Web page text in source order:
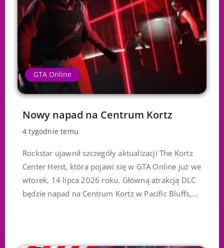
GTA Online
Nowy napad na Centrum Kortz
4 tygodnie temu
Rockstar ujawnił szczegóły aktualizacji The Kortz
Center Heist, która pojawi się w GTA Online już we
wtorek, 14 lipca 2026 roku. Główną atrakcją DLC
będzie napad na Centrum Kortz w Pacific Bluffs,...